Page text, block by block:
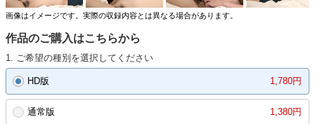
画像はイメージです。実際の収録内容とは異なる場合があります。
作品のご購入はこちらから
1. ご希望の種別を選択してください
HD版 1,780円
通常版 1,380円